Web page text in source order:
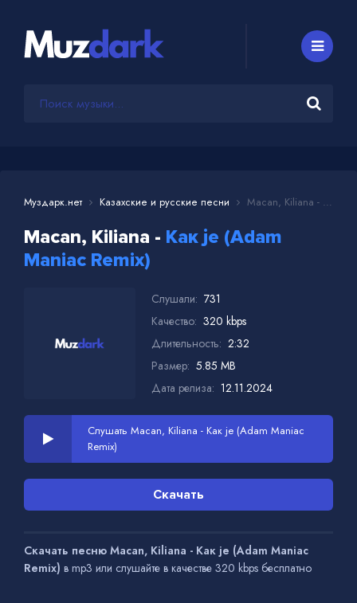
Муздарк.нет Казахские и русские песни Macan, Kiliana - Как je (Adam Maniac Remix)
Macan, Kiliana - Как je (Adam
Maniac Remix)
Слушали: 731
Качество: 320 kbps
Длительность: 2:32
Размер: 5.85 MB
Дата релиза: 12.11.2024
Слушать Macan, Kiliana - Как je (Adam Maniac
Remix)
Скачать
Скачать песню Macan, Kiliana - Как je (Adam Maniac
Remix) в mp3 или слушайте в качестве 320 kbps бесплатно